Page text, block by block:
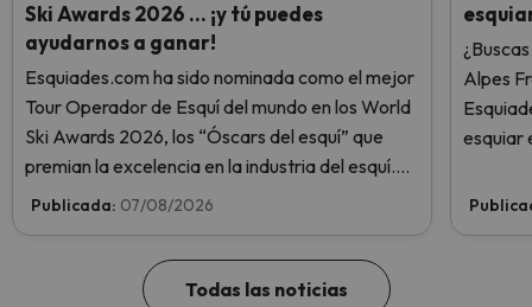
Ski Awards 2026 … ¡y tú puedes
ayudarnos a ganar!
Esquiades.com ha sido nominada como el mejor
Tour Operador de Esquí del mundo en los World
Ski Awards 2026, los “Óscars del esquí” que
premian la excelencia en la industria del esquí.
¡Vota ahora y ayúdanos a alcanzar la cima!
Publicada: 07/08/2026
Alpes
esquiar
Todas las noticias